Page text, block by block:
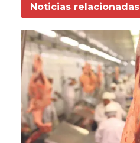
Noticias relacionadas